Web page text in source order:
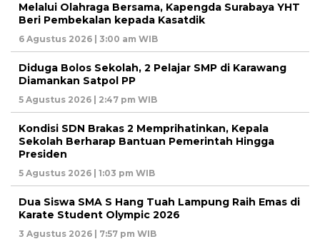
Melalui Olahraga Bersama, Kapengda Surabaya YHT
Beri Pembekalan kepada Kasatdik
6 Agustus 2026 | 3:00 am WIB
Diduga Bolos Sekolah, 2 Pelajar SMP di Karawang
Diamankan Satpol PP
5 Agustus 2026 | 2:47 pm WIB
Kondisi SDN Brakas 2 Memprihatinkan, Kepala
Sekolah Berharap Bantuan Pemerintah Hingga
Presiden
5 Agustus 2026 | 1:03 pm WIB
Dua Siswa SMA S Hang Tuah Lampung Raih Emas di
Karate Student Olympic 2026
3 Agustus 2026 | 7:57 pm WIB